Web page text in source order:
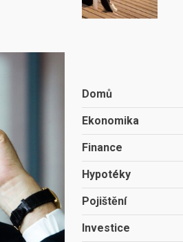
Domů
Ekonomika
Finance
Hypotéky
Pojištění
Investice